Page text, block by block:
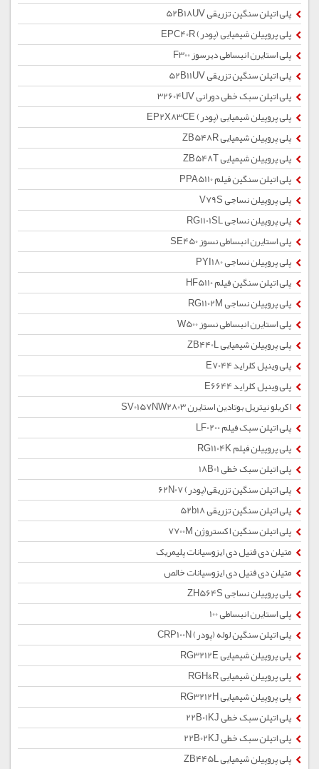
پلی اتیلن سنگین تزریقی 52B18UV
پلی پروپیلن شیمیایی (پودر) EPC40R
پلی استایرن انبساطی دیرسوز F300
پلی اتیلن سنگین تزریقی 52B11UV
پلی اتیلن سبک خطی دورانی 32604UV
پلی پروپیلن شیمیایی (پودر) EP2X83CE
پلی پروپیلن شیمیایی ZB548R
پلی پروپیلن شیمیایی ZB548T
پلی اتیلن سنگین فیلم PPA5110
پلی پروپیلن نساجی V79S
پلی پروپیلن نساجی RG1101SL
پلی استایرن انبساطی نسوز SE450
پلی پروپیلن نساجی PYI180
پلی اتیلن سنگین فیلم HF5110
پلی پروپیلن نساجی RG1102M
پلی استایرن انبساطی نسوز W500
پلی پروپیلن شیمیایی ZB440L
پلی وینیل کلراید E7044
پلی وینیل کلراید E6644
اکریلو نیتریل بوتادین استایرن SV0157NW2803
پلی اتیلن سبک فیلم LF0200
پلی پروپیلن فیلم RG1104K
پلی اتیلن سبک خطی 18B01
پلی اتیلن سنگین تزریقی(پودر) 62N07
پلی اتیلن سنگین تزریقی 52b18
پلی اتیلن سنگین اکستروژن 7700M
متیلن دی فنیل دی ایزوسیانات پلیمریک
متیلن دی فنیل دی ایزوسیانات خالص
پلی پروپیلن نساجی ZH564S
پلی استایرن انبساطی 100
پلی اتیلن سنگین لوله (پودر) CRP100N
پلی پروپیلن شیمیایی RG3212E
پلی پروپیلن شیمیایی RGH&R
پلی پروپیلن شیمیایی RG3212H
پلی اتیلن سبک خطی 22B01KJ
پلی اتیلن سبک خطی 22B02KJ
پلی پروپیلن شیمیایی ZB445L